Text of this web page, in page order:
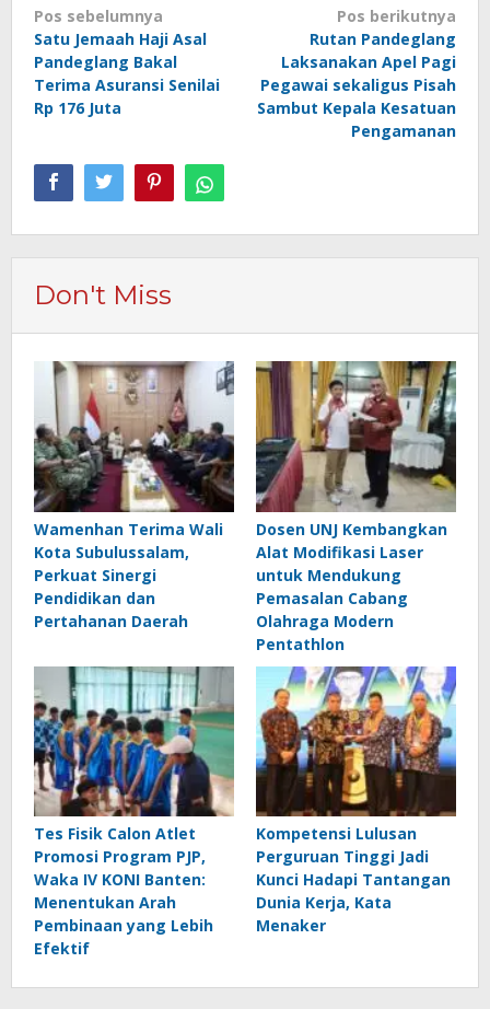
Navigasi
pos
Pos sebelumnya
Satu Jemaah Haji Asal
Pandeglang Bakal
Terima Asuransi Senilai
Rp 176 Juta
Pos berikutnya
Rutan Pandeglang
Laksanakan Apel Pagi
Pegawai sekaligus Pisah
Sambut Kepala Kesatuan
Pengamanan
Don't Miss
Wamenhan Terima Wali
Kota Subulussalam,
Perkuat Sinergi
Pendidikan dan
Pertahanan Daerah
Dosen UNJ Kembangkan
Alat Modifikasi Laser
untuk Mendukung
Pemasalan Cabang
Olahraga Modern
Pentathlon
Tes Fisik Calon Atlet
Promosi Program PJP,
Waka IV KONI Banten:
Menentukan Arah
Pembinaan yang Lebih
Efektif
Kompetensi Lulusan
Perguruan Tinggi Jadi
Kunci Hadapi Tantangan
Dunia Kerja, Kata
Menaker